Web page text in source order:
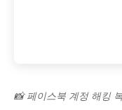
📸 페이스북 계정 해킹